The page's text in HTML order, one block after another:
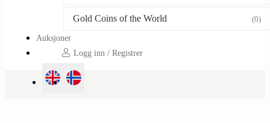
Gold Coins of the World (0)
Auksjoner
Logg inn / Registrer